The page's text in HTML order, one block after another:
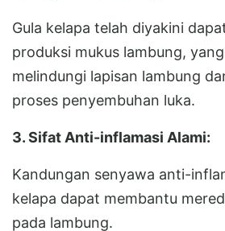
Gula kelapa telah diyakini
produksi mukus lambung,
melindungi lapisan lambung
proses penyembuhan luka.
3. Sifat Anti-inflamasi Alami:
Kandungan senyawa anti-
kelapa dapat membantu
pada lambung.